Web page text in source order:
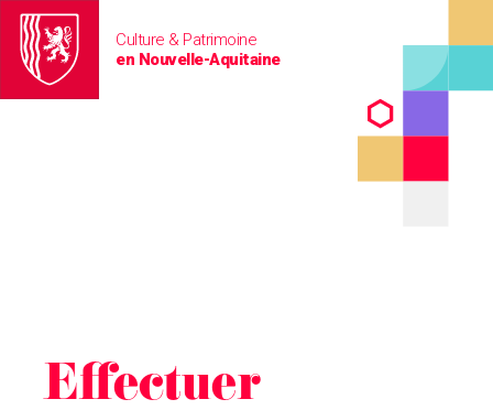
Culture & Patrimoine
en Nouvelle-Aquitaine
Effectuer